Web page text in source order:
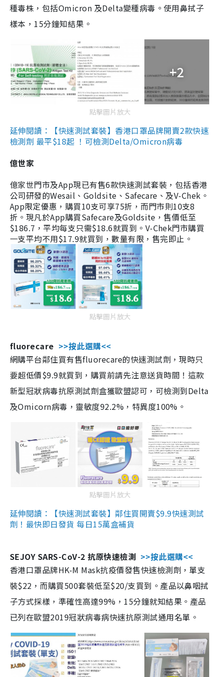
種毒株，包括Omicron 及Delta變種病毒。使用鼻拭子
樣本，15分鐘知結果。
+2
點擊圖片放大
延伸閱讀：【快速測試套裝】香港口罩品牌開賣2款快速
檢測劑 最平$18起 ！可檢測Delta/Omicron病毒
億世家
億家世門市及App現已有售6款快速測試套裝，包括香港
公司研發的Wesail、Goldsite、Safecare、及V-Chek。
App限定優惠，購買10支可享75折，而門市則10支8
折。現凡於App購買Safecare及Goldsite，售價低至
$186.7，平均每支只需$18.6就買到。V-Chek門市購買
一支平均不用$17.9就買到，數量有限，售完即止。
點擊圖片放大
fluorecare >>按此選購<<
網購平台鄰住買有售fluorecare的快速測試劑，現時只
要超低價$9.9就買到，購買前請先注意送貨時間！這款
新型冠狀病毒抗原測試劑盒獲歐盟認可，可檢測到Delta
及Omicorn病毒，靈敏度92.2%，特異度100%。
點擊圖片放大
延伸閱讀：【快速測試套裝】鄰住買開賣$9.9快速測試
劑！最快即日發貨 每日15萬盒補貨
SEJOY SARS-CoV-2 抗原快速檢測 >>按此選購<<
香港口罩品牌HK-M Mask抗疫價發售快速檢測劑，單支
裝$22，而購買500套裝低至$20/支買到。產品以鼻咽拭
子方式採樣，準確性高達99%，15分鐘就知結果。產品
已列在歐盟2019冠狀病毒病快速抗原測試通用名單。